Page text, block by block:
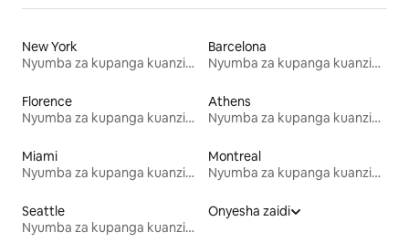
New York
Nyumba za kupanga kuanzia mwezi mmoja
Barcelona
Nyumba za kupanga kuanzia mwezi mmoja
Florence
Nyumba za kupanga kuanzia mwezi mmoja
Athens
Nyumba za kupanga kuanzia mwezi mmoja
Miami
Nyumba za kupanga kuanzia mwezi mmoja
Montreal
Nyumba za kupanga kuanzia mwezi mmoja
Seattle
Nyumba za kupanga kuanzia mwezi mmoja
Onyesha zaidi